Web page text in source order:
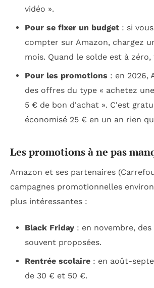
vidéo ».
Pour se fixer un budget: si vous
compter sur Amazon, chargez
mois. Quand le solde est à
Pour les promotions : en 2026,
des offres du type « achetez
5 € de bon d'achat ». C'est
économisé 25 € en un an rien
Les promotions à ne pas
Amazon et ses partenaires
campagnes promotionnelles
plus intéressantes :
Black Friday: en novembre, des
souvent proposées.
Rentrée scolaire: en août-
de 30 € et 50 €.